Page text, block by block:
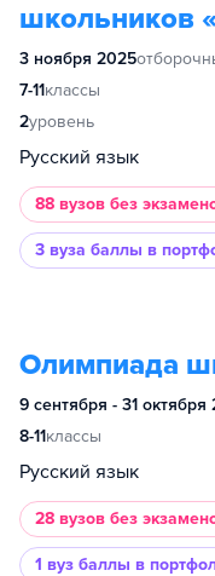
школьников
3 ноября 2025
7-11классы
2уровень
Русский язык
88 вузов без
3 вуза баллы в
Олимпиада
9 сентября - 31 октября
8-11классы
Русский язык
28 вузов без
1 вуз баллы в